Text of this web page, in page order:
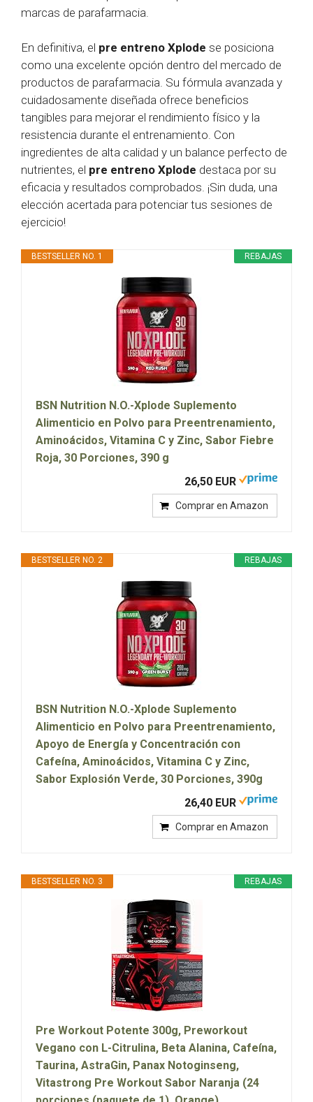
marcas de parafarmacia.
En definitiva, el pre entreno Xplode se posiciona
como una excelente opción dentro del mercado de
productos de parafarmacia. Su fórmula avanzada y
cuidadosamente diseñada ofrece beneficios
tangibles para mejorar el rendimiento físico y la
resistencia durante el entrenamiento. Con
ingredientes de alta calidad y un balance perfecto de
nutrientes, el pre entreno Xplode destaca por su
eficacia y resultados comprobados. ¡Sin duda, una
elección acertada para potenciar tus sesiones de
ejercicio!
REBAJAS
BESTSELLER NO. 1
BSN Nutrition N.O.-Xplode Suplemento
Alimenticio en Polvo para Preentrenamiento,
Aminoácidos, Vitamina C y Zinc, Sabor Fiebre
Roja, 30 Porciones, 390 g
26,50 EUR
Comprar en Amazon
REBAJAS
BESTSELLER NO. 2
BSN Nutrition N.O.-Xplode Suplemento
Alimenticio en Polvo para Preentrenamiento,
Apoyo de Energía y Concentración con
Cafeína, Aminoácidos, Vitamina C y Zinc,
Sabor Explosión Verde, 30 Porciones, 390g
26,40 EUR
Comprar en Amazon
REBAJAS
BESTSELLER NO. 3
Pre Workout Potente 300g, Preworkout
Vegano con L-Citrulina, Beta Alanina, Cafeína,
Taurina, AstraGin, Panax Notoginseng,
Vitastrong Pre Workout Sabor Naranja (24